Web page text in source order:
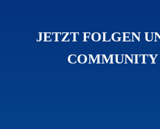
JETZT FOLGEN
COMMUNITY